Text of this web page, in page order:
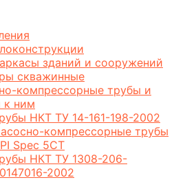
зданий и сооружений
скважинные
компрессорные трубы и
к ним
НКТ ТУ 14-161-198-2002
компрессорные трубы
Spec 5CT
НКТ ТУ 1308-206-
2002